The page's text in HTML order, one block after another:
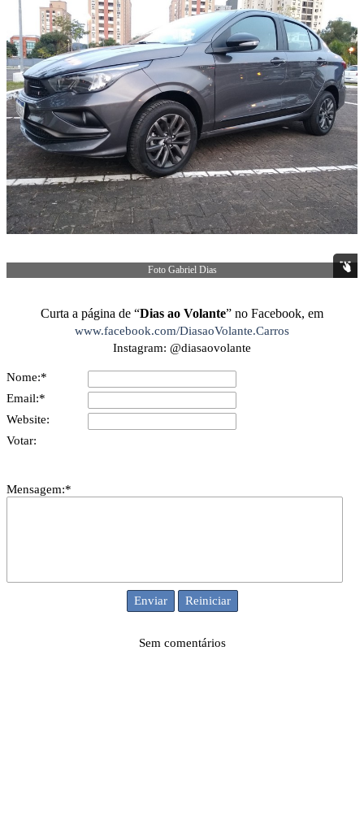
Foto Gabriel Dias
Curta a página de “Dias ao Volante” no Facebook, em
www.facebook.com/DiasaoVolante.Carros
Instagram: @diasaovolante
Nome:*
Email:*
Website:
Votar:
Mensagem:*
Sem comentários